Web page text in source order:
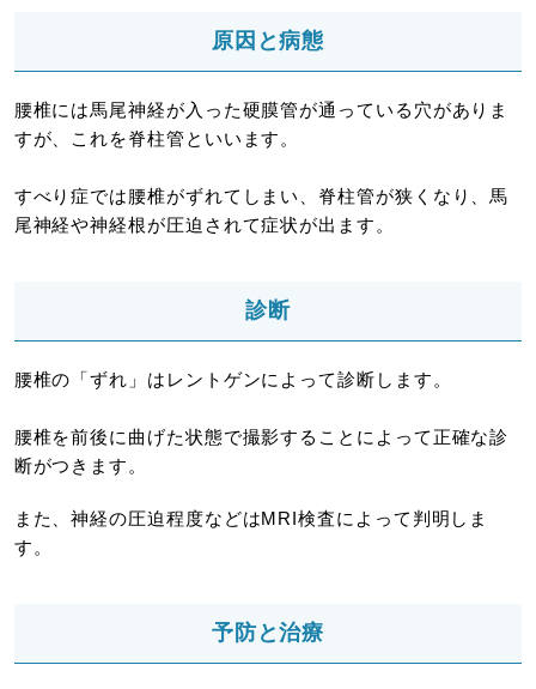
原因と病態
腰椎には馬尾神経が入った硬膜管が通っている穴がありま
すが、これを脊柱管といいます。
すべり症では腰椎がずれてしまい、脊柱管が狭くなり、馬
尾神経や神経根が圧迫されて症状が出ます。
診断
腰椎の「ずれ」はレントゲンによって診断します。
腰椎を前後に曲げた状態で撮影することによって正確な診
断がつきます。
また、神経の圧迫程度などはMRI検査によって判明しま
す。
予防と治療